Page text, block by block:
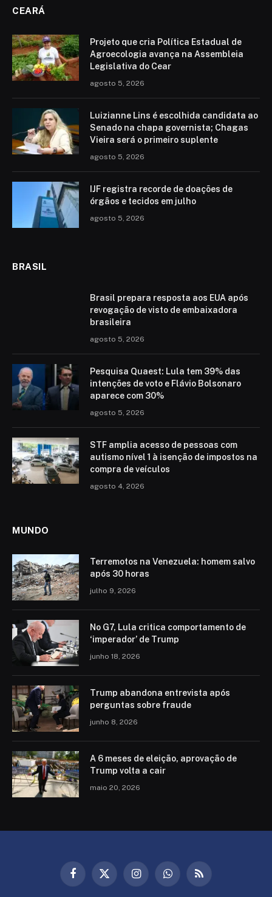
CEARÁ
Projeto que cria Política Estadual de
Agroecologia avança na Assembleia
Legislativa do Cear
agosto 5, 2026
Luizianne Lins é escolhida candidata ao
Senado na chapa governista; Chagas
Vieira será o primeiro suplente
agosto 5, 2026
IJF registra recorde de doações de
órgãos e tecidos em julho
agosto 5, 2026
BRASIL
Brasil prepara resposta aos EUA após
revogação de visto de embaixadora
brasileira
agosto 5, 2026
Pesquisa Quaest: Lula tem 39% das
intenções de voto e Flávio Bolsonaro
aparece com 30%
agosto 5, 2026
STF amplia acesso de pessoas com
autismo nível 1 à isenção de impostos na
compra de veículos
agosto 4, 2026
MUNDO
Terremotos na Venezuela: homem salvo
após 30 horas
julho 9, 2026
No G7, Lula critica comportamento de
‘imperador’ de Trump
junho 18, 2026
Trump abandona entrevista após
perguntas sobre fraude
junho 8, 2026
A 6 meses de eleição, aprovação de
Trump volta a cair
maio 20, 2026
Facebook
X
InstagramWhatsAppRSS